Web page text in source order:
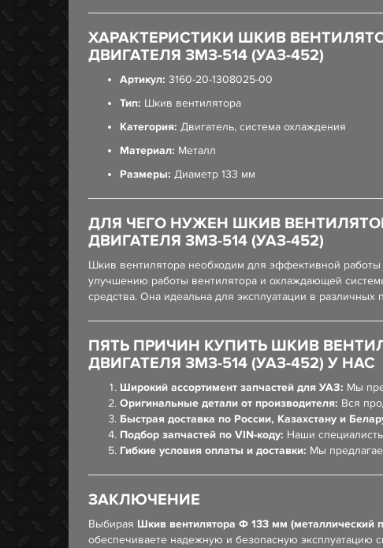
ХАРАКТЕРИСТИКИ ШКИВ
ДВИГАТЕЛЯ ЗМЗ-514 (УАЗ-452)
Артикул: 3160-20-1308025-00
Тип: Шкив вентилятора
Категория: Двигатель, система охлаждения
Материал: Металл
Размеры: Диаметр 133 мм
ДЛЯ ЧЕГО НУЖЕН ШКИВ
ДВИГАТЕЛЯ ЗМЗ-514 (УАЗ-452)
Шкив вентилятора необходим для эффективной работы
улучшению работы вентилятора и охлаждающей
средства. Она идеальна для эксплуатации в
ПЯТЬ ПРИЧИН КУПИТЬ ШКИВ
ДВИГАТЕЛЯ ЗМЗ-514 (УАЗ-452) У НАС
Широкий ассортимент запчастей для УАЗ: Мы
Оригинальные детали от производителя: Вся
Быстрая доставка по России, Казахстану и
Подбор запчастей по VIN-коду: Наши
Гибкие условия оплаты и доставки: Мы
ЗАКЛЮЧЕНИЕ
Выбирая Шкив вентилятора Ф 133 мм (металлический
обеспечиваете надежную и безопасную эксплуатацию